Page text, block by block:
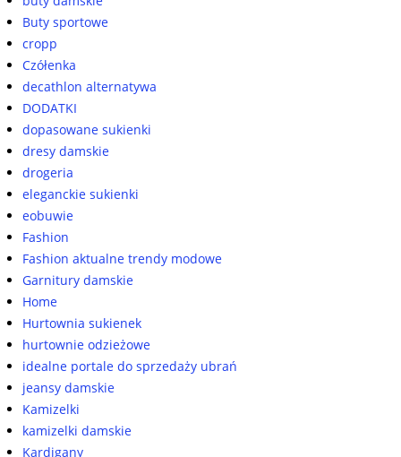
Buty sportowe
cropp
Czółenka
decathlon alternatywa
DODATKI
dopasowane sukienki
dresy damskie
drogeria
eleganckie sukienki
eobuwie
Fashion
Fashion aktualne trendy modowe
Garnitury damskie
Home
Hurtownia sukienek
hurtownie odzieżowe
idealne portale do sprzedaży ubrań
jeansy damskie
Kamizelki
kamizelki damskie
Kardigany